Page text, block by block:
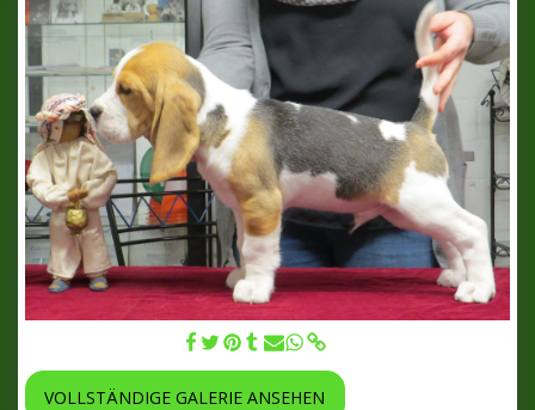
VOLLSTÄNDIGE GALERIE ANSEHEN